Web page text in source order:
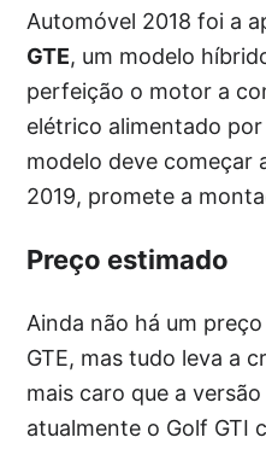
Automóvel 2018 foi a
GTE, um modelo
perfeição o motor a
elétrico alimentado
modelo deve começar
2019, promete a
Preço estimado
Ainda não há um
GTE, mas tudo leva a
mais caro que a
atualmente o Golf GTI